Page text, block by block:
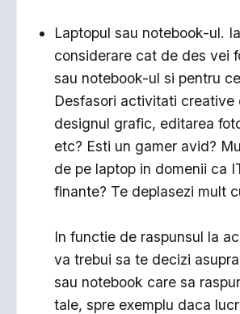
Laptopul sau notebook-ul.
considerare cat de des vei
sau notebook-ul si pentru
Desfasori activitati creative
designul grafic, editarea
etc? Esti un gamer avid?
de pe laptop in domenii ca
finante? Te deplasezi mult
In functie de raspunsul la
va trebui sa te decizi
sau notebook care sa
tale, spre exemplu daca